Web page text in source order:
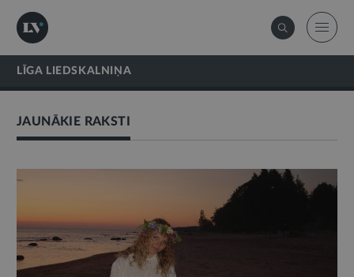
LĪGA LIEDSKALNIŅA
JAUNĀKIE RAKSTI